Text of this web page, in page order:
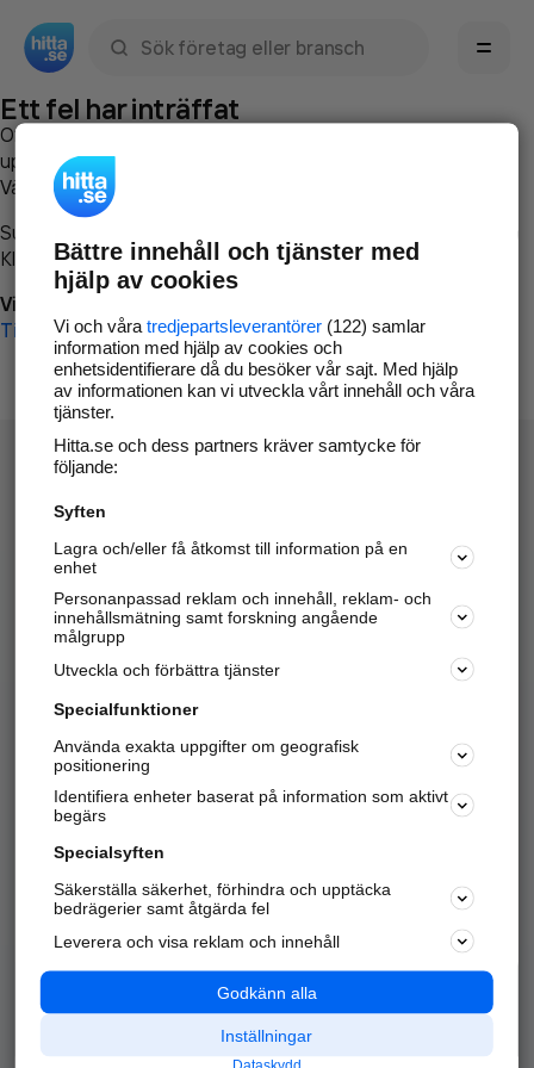
Ett fel har inträffat
Om du vill kan du
uppstod så att vi lättare och snabbare kan avhjälpa det.
Vänligen försök med följande:
Surfa till
Klicka påTillbaka-knappen i webbläsaren och försök igen
Vi beklagar besväret!
Till startsidan
Hitta.se - Gratis nummerupplysning.
Sök företag, personer och platser.
Hitta telefonnummer, adresser, företagsinfo mm.
Marknadsför företaget
Kom igång och annonsera mot
samarbetspartners nära dig.
Alla kategorier
Populära sökningar
API & Kartor
Annonsera
Integritet
Nödnummer
Bättre innehåll och tjänster med
hjälp av cookies
Vi och våra tredjepartsleverantörer(122) samlar
information med hjälp av cookies och
enhetsidentifierare då du besöker vår sajt. Med hjälp
av informationen kan vi utveckla vårt innehåll och våra
tjänster.
Hitta.se och dess partners kräver samtycke för
följande:
Syften
Lagra och/eller få åtkomst till information på en
enhet
Personanpassad reklam och innehåll, reklam- och
innehållsmätning samt forskning angående
målgrupp
Utveckla och förbättra tjänster
Specialfunktioner
Använda exakta uppgifter om geografisk
positionering
Identifiera enheter baserat på information som aktivt
begärs
Specialsyften
Säkerställa säkerhet, förhindra och upptäcka
bedrägerier samt åtgärda fel
Leverera och visa reklam och innehåll
Godkänn alla
Inställningar
Dataskydd